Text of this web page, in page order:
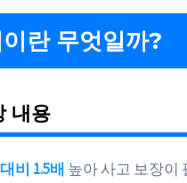
란 무엇일까?
내용
비 1.5배 높아 사고 보장이